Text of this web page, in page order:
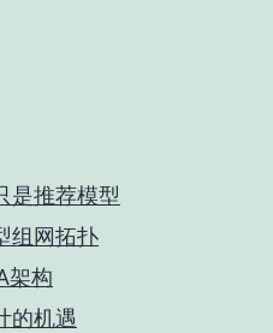
是推荐模型
组网拓扑
架构
的机遇